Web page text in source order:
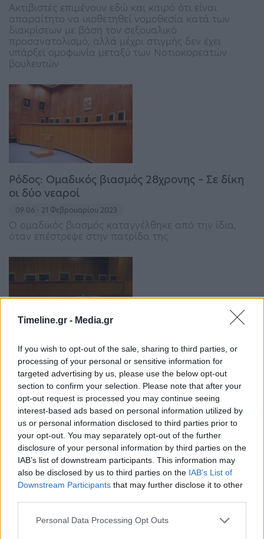
Timeline.gr - Media.gr
If you wish to opt-out of the sale, sharing to third parties, or
processing of your personal or sensitive information for
targeted advertising by us, please use the below opt-out
section to confirm your selection. Please note that after your
opt-out request is processed you may continue seeing
interest-based ads based on personal information utilized by
us or personal information disclosed to third parties prior to
your opt-out. You may separately opt-out of the further
disclosure of your personal information by third parties on the
IAB’s list of downstream participants. This information may
also be disclosed by us to third parties on the IAB’s List of
Downstream Participants that may further disclose it to other
Personal Data Processing Opt Outs
Ακτιβιστές επιμένουν εδώ και καιρό ότι είναι
απαραίτητο να υιοθετηθεί νομοθεσία κατά των
διακρίσεων με βάση τον σεξουαλικό
προσανατολισμό, αλλά μέχρι στιγμής δεν έχει
υπάρξει ομοφωνία μεταξύ των Νοτιοκορεατών
βουλευτών
Ρόδος: Ομαδικός βιασμός 28χρονης – Σε δίκη
οι δύο νεαροί
09:06 - 21 Φεβρουαρίου 2023
Ο ομαδικός βιασμός καταγγέλθηκε από την ίδια,
όταν επέστρεψε στην πατρίδα της
Ηράκλειο: Ηλικιωμένη παρακάλεσε το
δικαστήριο να φυλακίσει τον γιο της – «Δεν
αντέχω άλλο»
10:56 - 17 Φεβρουαρίου 2023
Ο γιος της ηλικιωμένης είναι εξαρτημένος χρόνια
από ναρκωτικές ουσίες